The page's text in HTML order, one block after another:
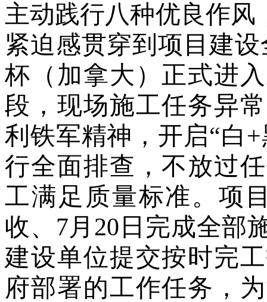
主动践行八种优良作风
紧迫感贯穿到项目建
杯（加拿大）正式进
段，现场施工任务异
利铁军精神，开启“白
行全面排查，不放过
工满足质量标准。项
收、7月20日完成全部
建设单位提交按时完
府部署的工作任务 ，